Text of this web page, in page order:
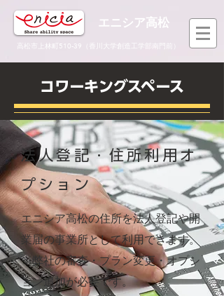
エニシア高松
高松市上林町510-39（香川大学創造工学部南門前）
コワーキングスペース
法人登記・住所利用オ
プション
エニシア高松の住所を法人登記や開
業届の事業所として利用できます。
​※弊社の審査・プラン変更・オプシ
ョン追加が必要です。